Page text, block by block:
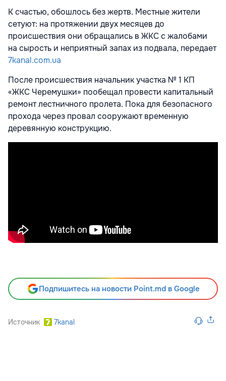
К счастью, обошлось без жертв. Местные жители
сетуют: на протяжении двух месяцев до
происшествия они обращались в ЖКС с жалобами
на сырость и неприятный запах из подвала, передает
7kanal.com.ua
После происшествия начальник участка № 1 КП
«ЖКС Черемушки» пообещал провести капитальный
ремонт лестничного пролета. Пока для безопасного
прохода через провал сооружают временную
деревянную конструкцию.
Подпишитесь на новости Point.md в Google
Источник 7kanal